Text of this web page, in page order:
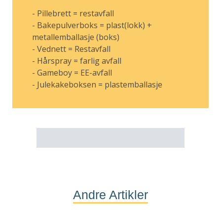
- Pillebrett = restavfall
- Bakepulverboks = plast(lokk) +
metallemballasje (boks)
- Vednett = Restavfall
- Hårspray = farlig avfall
- Gameboy = EE-avfall
- Julekakeboksen = plastemballasje
Andre Artikler